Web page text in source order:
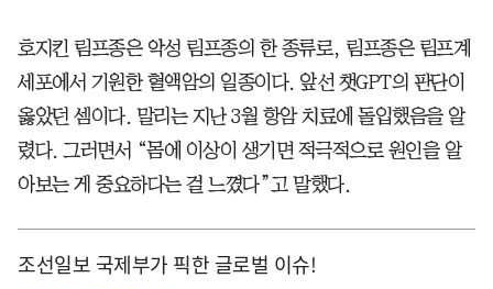
호지킨 림프종은 악성 림프종의 한 종류로, 림프종은 림프계
세포에서 기원한 혈액암의 일종이다. 앞선 챗GPT의 판단이
옳았던 셈이다. 말리는 지난 3월 항암 치료에 돌입했음을 알
렸다. 그러면서 “몸에 이상이 생기면 적극적으로 원인을 알
아보는 게 중요하다는 걸 느꼈다”고 말했다.
조선일보 국제부가 픽한 글로벌 이슈!